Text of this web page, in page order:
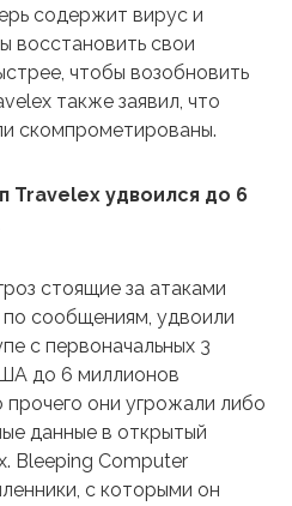
содержит вирус и
восстановить свои
чтобы возобновить
также заявил, что
скомпрометированы.
Travelex удвоился до 6
стоящие за атаками
сообщениям, удвоили
с первоначальных 3
до 6 миллионов
они угрожали либо
данные в открытый
Bleeping Computer
с которыми он